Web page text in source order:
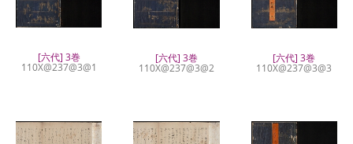
[六代] 3巻
110X@237@3@1
[六代] 3巻
110X@237@3@2
[六代] 3巻
110X@237@3@3